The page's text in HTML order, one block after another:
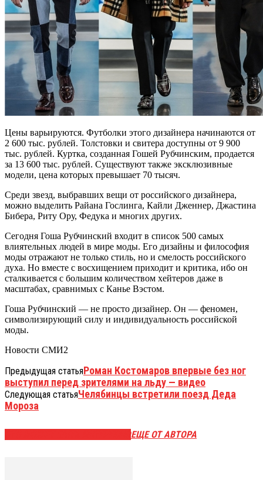
Цены варьируются. Футболки этого дизайнера начинаются от
2 600 тыс. рублей. Толстовки и свитера доступны от 9 900
тыс. рублей. Куртка, созданная Гошей Рубчинским, продается
за 13 600 тыс. рублей. Существуют также эксклюзивные
модели, цена которых превышает 70 тысяч.
Среди звезд, выбравших вещи от российского дизайнера,
можно выделить Райана Гослинга, Кайли Дженнер, Джастина
Бибера, Риту Ору, Федука и многих других.
Сегодня Гоша Рубчинский входит в список 500 самых
влиятельных людей в мире моды. Его дизайны и философия
моды отражают не только стиль, но и смелость российского
духа. Но вместе с восхищением приходит и критика, ибо он
сталкивается с большим количеством хейтеров даже в
масштабах, сравнимых с Канье Вэстом.
Гоша Рубчинский — не просто дизайнер. Он — феномен,
символизирующий силу и индивидуальность российской
моды.
Новости СМИ2
Предыдущая статьяРоман Костомаров впервые без ног
выступил перед зрителями на льду — видео
Следующая статьяЧелябинцы встретили поезд Деда
Мороза
ЕЩЕ ОТ АВТОРА